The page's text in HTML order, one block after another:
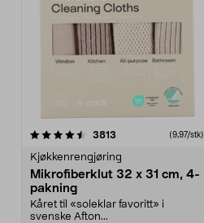
3813 anmeldelser(9,97/stk)
Kjøkkenrengjøring
Mikrofiberklut 32 x 31 cm, 4-
pakning
Kåret til «soleklar favoritt» i
svenske Afton...
4.5av 5 stjerner